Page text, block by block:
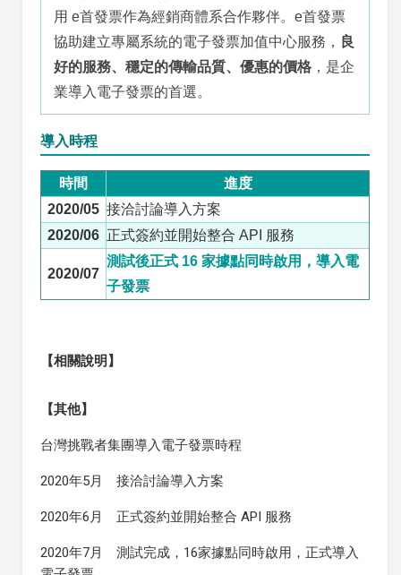
用 e首發票作為經銷商體系合作夥伴。e首發票
協助建立專屬系統的電子發票加值中心服務，
良
好的服務、穩定的傳輸品質、優惠的價格 ，是企
業導入電子發票的首選。
導入時程
時間
進度
2020/05 接洽討論導入方案
2020/06 正式簽約並開始整合 API 服務
2020/07
測試後正式 16 家據點同時啟用，導入電
子發票
【相關說明】
【其他】
台灣挑戰者集團導入電子發票時程
2020年5月 接洽討論導入方案
2020年6月 正式簽約並開始整合 API 服務
2020年7月 測試完成，16家據點同時啟用，正式導入